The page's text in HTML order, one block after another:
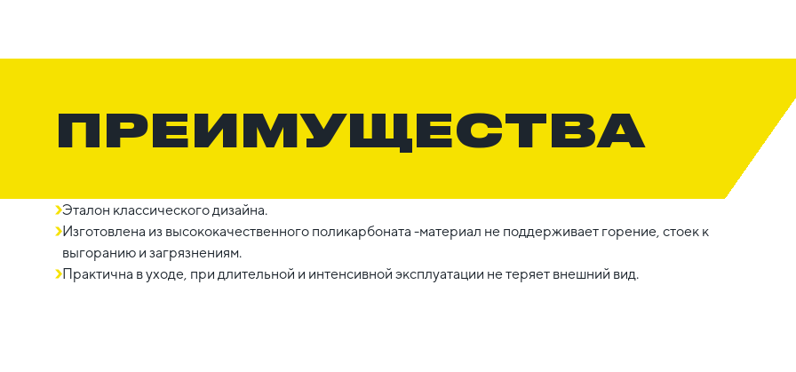
ПРЕИМУЩЕСТВА
Эталон классического дизайна.
Изготовлена из высококачественного поликарбоната -материал не поддерживает горение, стоек к
выгоранию и загрязнениям.
Практична в уходе, при длительной и интенсивной эксплуатации не теряет внешний вид.